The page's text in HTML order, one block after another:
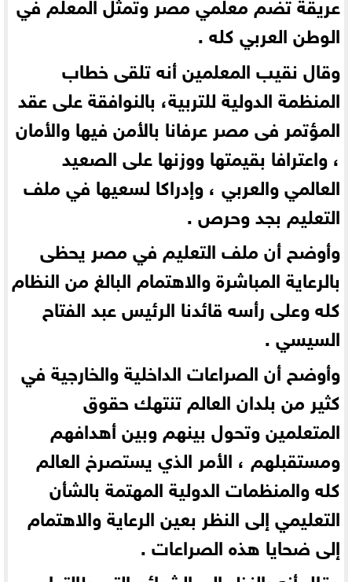
الوطن العربي كله .
وقال نقيب المعلمين أنه تلقى خطاب
المنظمة الدولية للتربية، بالنوافقة على عقد
المؤتمر فى مصر عرفانا بالأمن فيها والأمان
، واعترافا بقيمتها ووزنها على الصعيد
العالمي والعربي ، وإدراكا لسعيها في ملف
التعليم بجد وحرص .
وأوضح أن ملف التعليم في مصر يحظى
بالرعاية المباشرة والاهتمام البالغ من النظام
كله وعلى رأسه قائدنا الرئيس عبد الفتاح
السيسي .
وأوضح أن الصراعات الداخلية والخارجية في
كثير من بلدان العالم تنتهك حقوق
المتعلمين وتحول بينهم وبين أهدافهم
ومستقبلهم ، الأمر الذي يستصرخ العالم
كله والمنظمات الدولية المهتمة بالشأن
التعليمي إلى النظر بعين الرعاية والاهتمام
إلى ضحايا هذه الصراعات .